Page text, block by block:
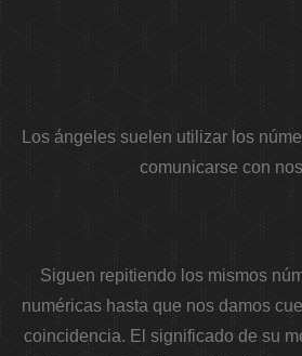
Los ángeles suelen utilizar los
comunicarse con
Siguen repitiendo los mismos
numéricas hasta que nos damos
coincidencia. El significado de su